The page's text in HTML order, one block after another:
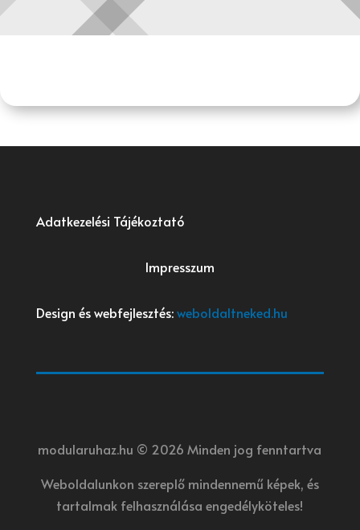
Adatkezelési Tájékoztató
Impresszum
Design és webfejlesztés:weboldaltneked.hu
modularuhaz.hu © 2026 Minden jog fenntartva
Weboldalunkon szereplő mindennemű képek, és
tartalmak felhasználása engedélyköteles!